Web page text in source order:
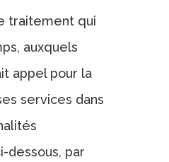
traitement qui
auxquels
appel pour la
services dans
dessous, par